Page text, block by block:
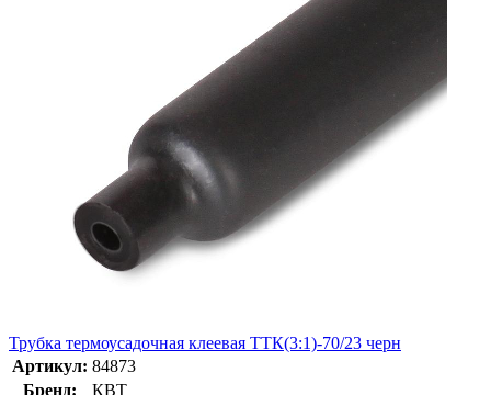
Трубка термоусадочная клеевая ТТК(3:1)-70/23 черн
Артикул: 84873
Бренд:
КВТ